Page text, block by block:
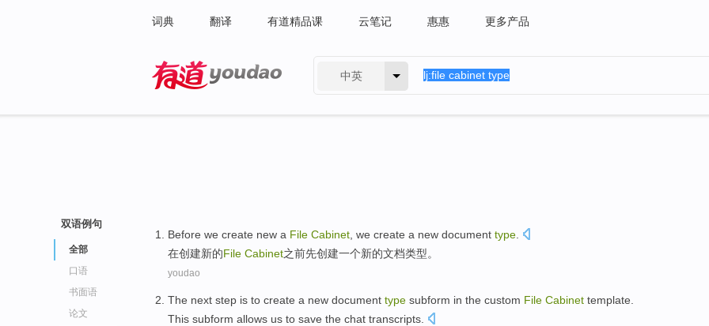
词典 翻译 有道精品课 云笔记 惠惠 更多产品
中英
双语例句
全部
口语
书面语
论文
Before we create new a File Cabinet , we create a new document type
在创建新的File Cabinet之前先创建一个新的文档类型。
youdao
The next step is to create a new document type subform in the custom File Cabinet template
This subform allows us to save the chat transcripts